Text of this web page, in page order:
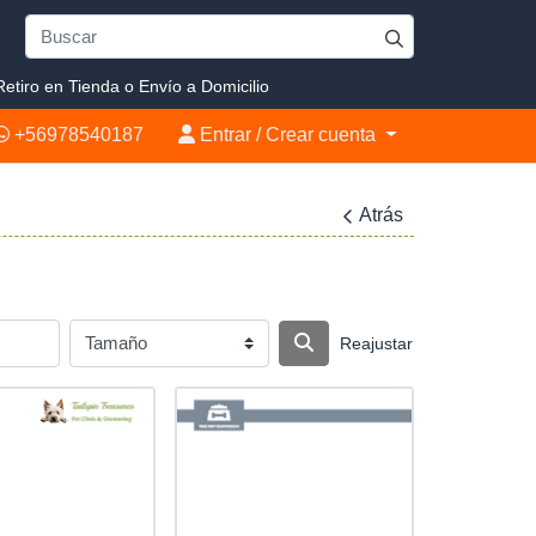
en Tienda o Envío a Domicilio
+56978540187
+56978540187 Entrar / Crear cuenta
Entrar / Crear cuenta
Atrás
Reajustar